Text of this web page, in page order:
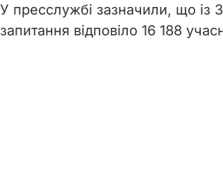
У пресслужбі зазначили, що із
запитання відповіло 16 188